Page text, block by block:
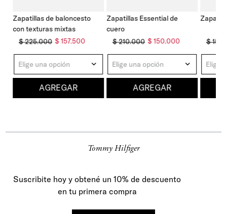
Zapatillas de baloncesto
con texturas mixtas
$157.500
$225.000
Elige una opción
AGREGAR
Zapatillas Essential de
cuero
$150.000
$210.000
Elige una opción
AGREGAR
$150
Elige
Tommy Hilfiger
Suscribite hoy y obtené un 10% de descuento
en tu primera compra